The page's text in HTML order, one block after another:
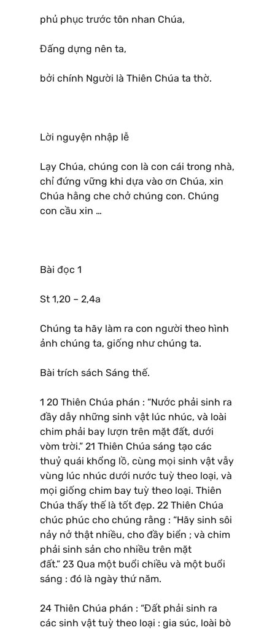
phủ phục trước tôn nhan Chúa,
Đấng dựng nên ta,
bởi chính Người là Thiên Chúa ta thờ.
Lời nguyện nhập lễ
Lạy Chúa, chúng con là con cái trong nhà,
chỉ đứng vững khi dựa vào ơn Chúa, xin
Chúa hằng che chở chúng con. Chúng
con cầu xin …
Bài đọc 1
St 1,20 – 2,4a
Chúng ta hãy làm ra con người theo hình
ảnh chúng ta, giống như chúng ta.
Bài trích sách Sáng thế.
1 20 Thiên Chúa phán : “Nước phải sinh ra
đầy dẫy những sinh vật lúc nhúc, và loài
chim phải bay lượn trên mặt đất, dưới
vòm trời.” 21 Thiên Chúa sáng tạo các
thuỷ quái khổng lồ, cùng mọi sinh vật vẫy
vùng lúc nhúc dưới nước tuỳ theo loại, và
mọi giống chim bay tuỳ theo loại. Thiên
Chúa thấy thế là tốt đẹp. 22 Thiên Chúa
chúc phúc cho chúng rằng : “Hãy sinh sôi
nảy nở thật nhiều, cho đầy biển ; và chim
phải sinh sản cho nhiều trên mặt
đất.” 23 Qua một buổi chiều và một buổi
sáng : đó là ngày thứ năm.
24 Thiên Chúa phán : “Đất phải sinh ra
các sinh vật tuỳ theo loại : gia súc, loài bò